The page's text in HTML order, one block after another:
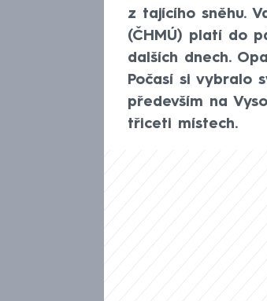
z tajícího sněhu.
(ČHMÚ) platí do
dalších dnech.
Počasí si vybralo
především na
třiceti místech.